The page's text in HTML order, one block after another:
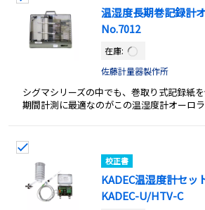
温湿度長期巻記録計
No.7012
在庫:
佐藤計量器製作所
シグマシリーズの中でも、巻取り式記録紙
期間計測に最適なのがこの温湿度計オーロ
校正書
KADEC温湿度計セッ
KADEC-U/HTV-C